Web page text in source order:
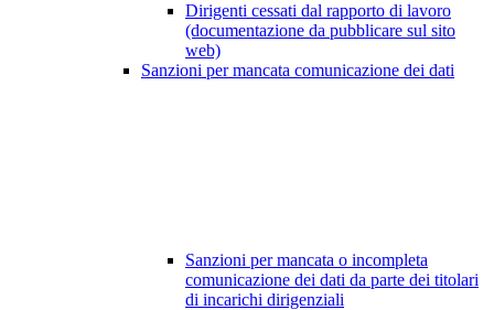
Dirigenti cessati dal rapporto di lavoro
(documentazione da pubblicare sul sito
web)
Sanzioni per mancata comunicazione dei dati
Sanzioni per mancata o incompleta
comunicazione dei dati da parte dei titolari
di incarichi dirigenziali